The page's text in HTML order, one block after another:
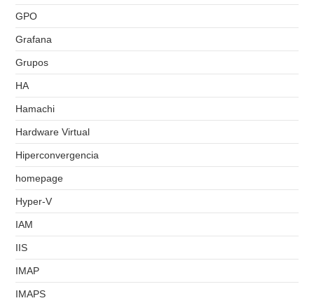
GPO
Grafana
Grupos
HA
Hamachi
Hardware Virtual
Hiperconvergencia
homepage
Hyper-V
IAM
IIS
IMAP
IMAPS